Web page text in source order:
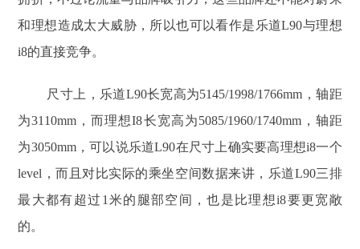
和理想造成太大威胁，所以也可以看作是乐道L90与理想
i8的直接竞争。
尺寸上，乐道L90长宽高为5145/1998/1766mm，轴距
为3110mm，而理想I8长宽高为5085/1960/1740mm，轴距
为3050mm，可以说乐道L90在尺寸上确实要高理想i8一个
level，而且对比实际的乘坐空间数据来讲，乐道L90三排
最大都有超过1米的腿部空间，也是比理想i8要更宽敞
的。